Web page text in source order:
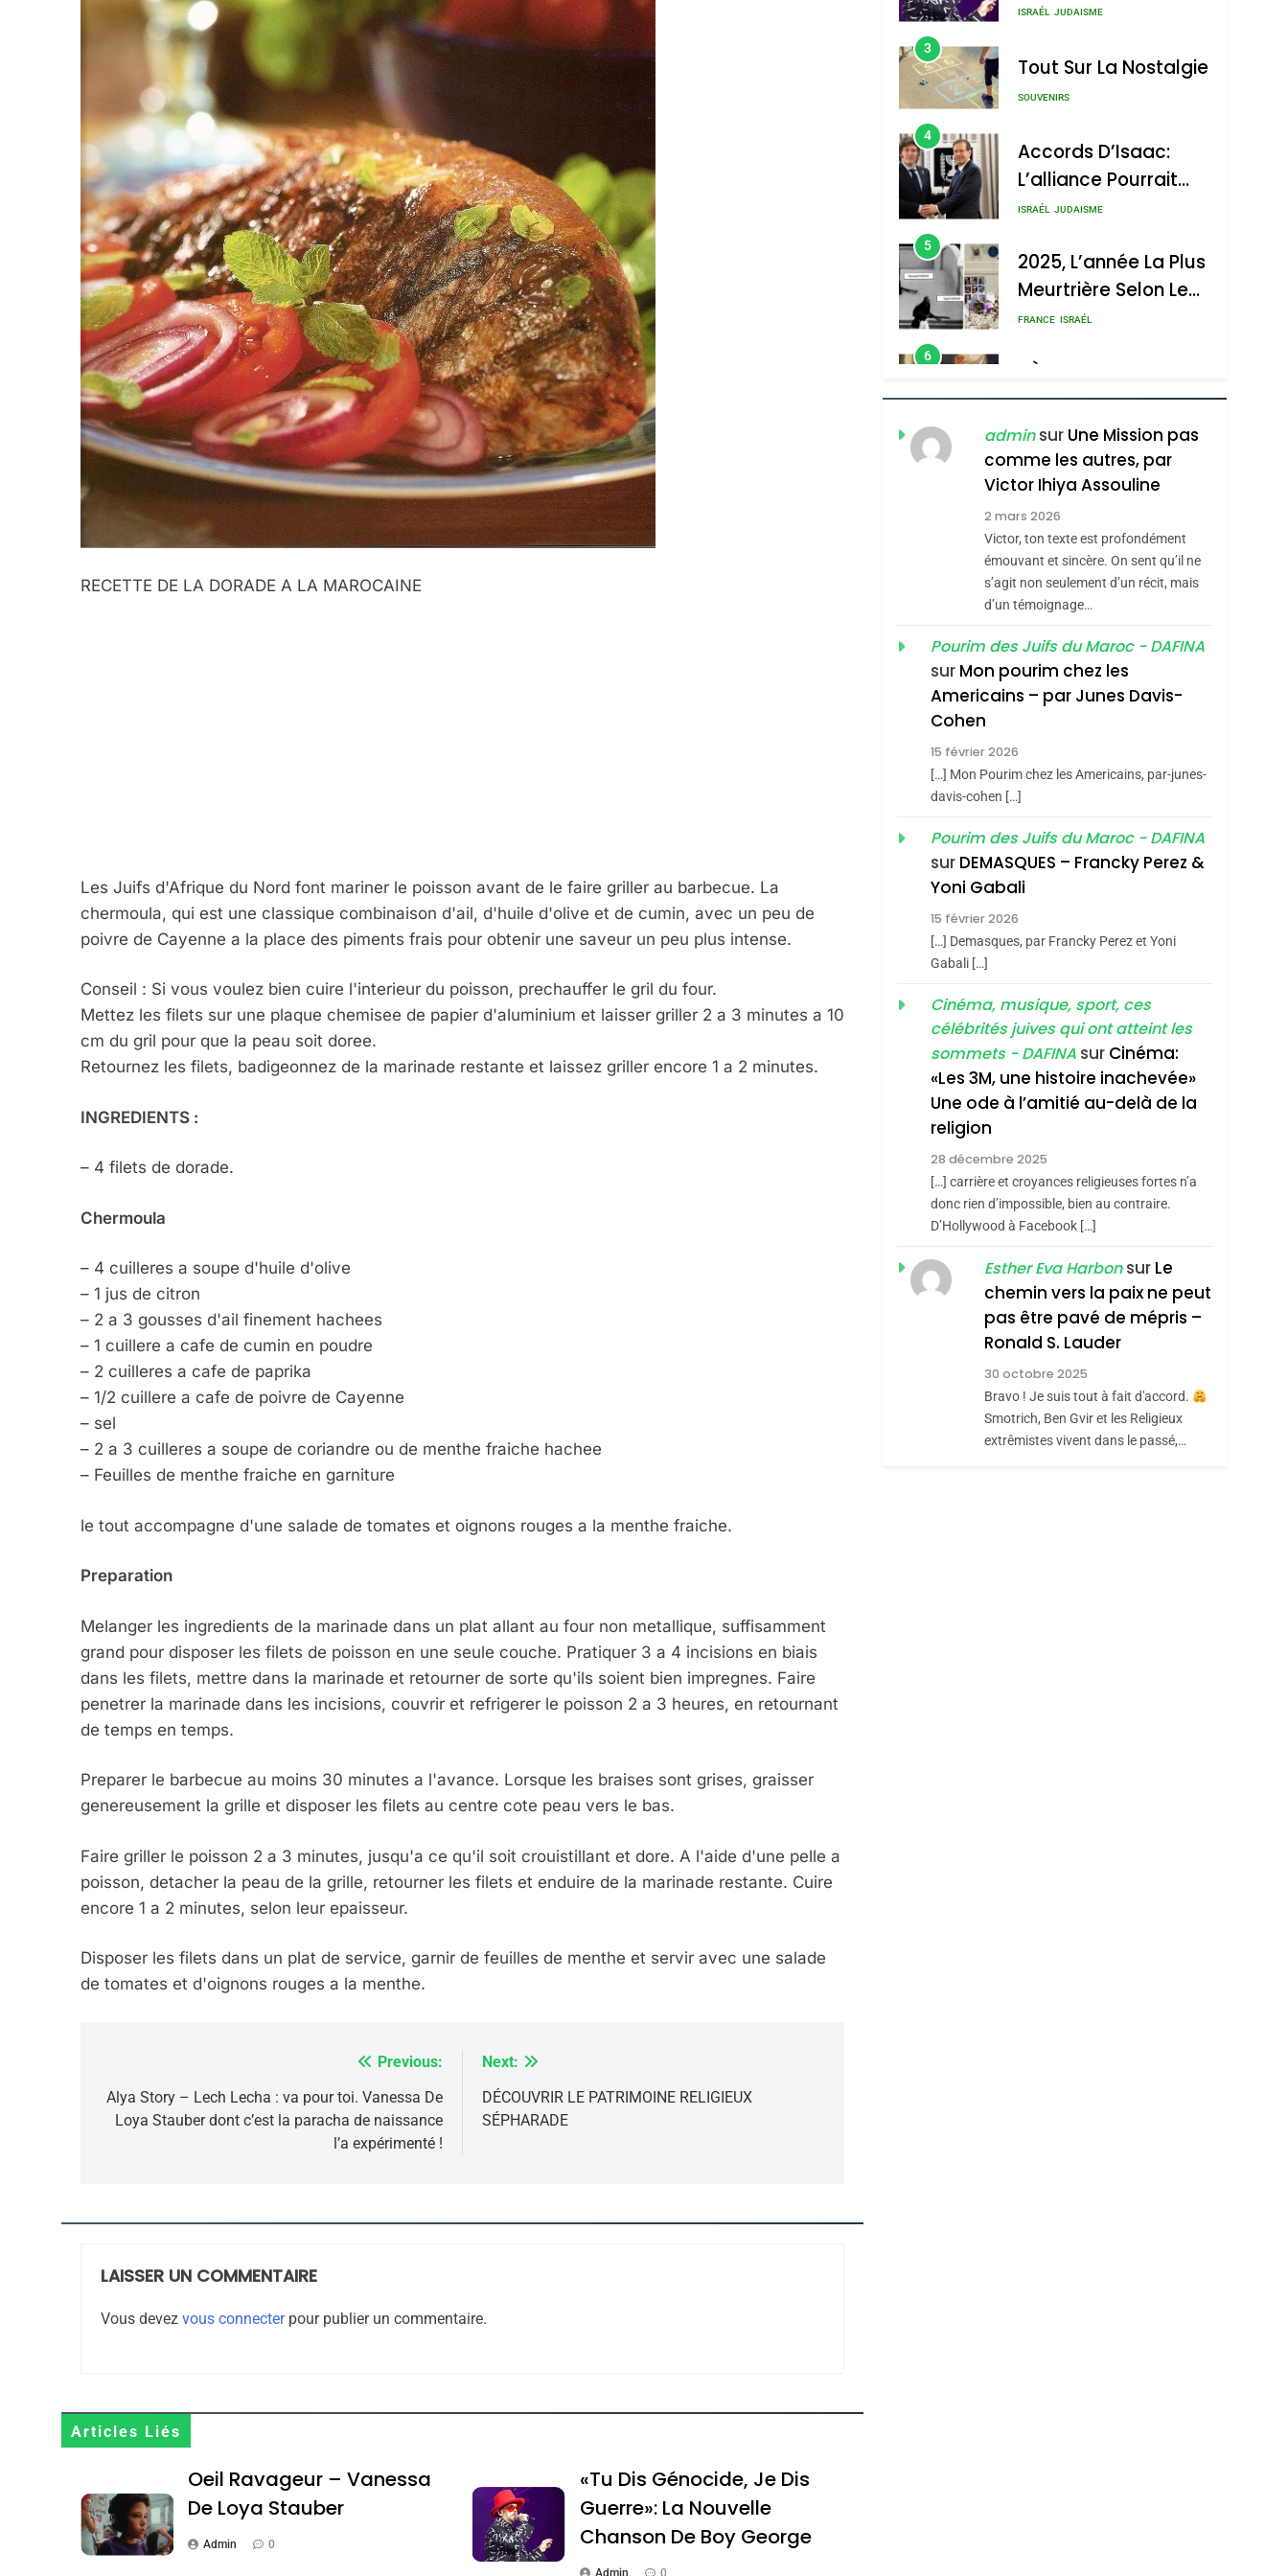
RECETTE DE LA DORADE A LA MAROCAINE
Les Juifs d'Afrique du Nord font mariner le poisson avant de le faire griller au barbecue. La
chermoula, qui est une classique combinaison d'ail, d'huile d'olive et de cumin, avec un peu de
poivre de Cayenne a la place des piments frais pour obtenir une saveur un peu plus intense.
Conseil : Si vous voulez bien cuire l'interieur du poisson, prechauffer le gril du four.
Mettez les filets sur une plaque chemisee de papier d'aluminium et laisser griller 2 a 3 minutes a 10
cm du gril pour que la peau soit doree.
Retournez les filets, badigeonnez de la marinade restante et laissez griller encore 1 a 2 minutes.
INGREDIENTS :
– 4 filets de dorade.
Chermoula
– 4 cuilleres a soupe d'huile d'olive
– 1 jus de citron
– 2 a 3 gousses d'ail finement hachees
– 1 cuillere a cafe de cumin en poudre
– 2 cuilleres a cafe de paprika
– 1/2 cuillere a cafe de poivre de Cayenne
– sel
– 2 a 3 cuilleres a soupe de coriandre ou de menthe fraiche hachee
– Feuilles de menthe fraiche en garniture
le tout accompagne d'une salade de tomates et oignons rouges a la menthe fraiche.
Preparation
Melanger les ingredients de la marinade dans un plat allant au four non metallique, suffisamment
grand pour disposer les filets de poisson en une seule couche. Pratiquer 3 a 4 incisions en biais
dans les filets, mettre dans la marinade et retourner de sorte qu'ils soient bien impregnes. Faire
penetrer la marinade dans les incisions, couvrir et refrigerer le poisson 2 a 3 heures, en retournant
de temps en temps.
Preparer le barbecue au moins 30 minutes a l'avance. Lorsque les braises sont grises, graisser
genereusement la grille et disposer les filets au centre cote peau vers le bas.
Faire griller le poisson 2 a 3 minutes, jusqu'a ce qu'il soit crouistillant et dore. A l'aide d'une pelle a
poisson, detacher la peau de la grille, retourner les filets et enduire de la marinade restante. Cuire
encore 1 a 2 minutes, selon leur epaisseur.
Disposer les filets dans un plat de service, garnir de feuilles de menthe et servir avec une salade
de tomates et d'oignons rouges a la menthe.
de
l’article
Previous:
Alya Story – Lech Lecha : va pour toi. Vanessa De
Loya Stauber dont c’est la paracha de naissance
l’a expérimenté !
Next:
DÉCOUVRIR LE PATRIMOINE RELIGIEUX
SÉPHARADE
LAISSER UN COMMENTAIRE
Vous devez vous connecterpour publier un commentaire.
Articles Liés
Oeil Ravageur – Vanessa
De Loya Stauber
Admin 0
«Tu Dis Génocide, Je Dis
Guerre»: La Nouvelle
Chanson De Boy George
Admin 0
Nouvelle Chanson De
ISRAÉL JUDAISME
3
Tout Sur La Nostalgie
SOUVENIRS
4
Accords D’Isaac:
L’alliance Pourrait
S’étendre À 13 Pays
ISRAÉL JUDAISME
5
2025, L’année La Plus
Meurtrière Selon Le
Rapport D’ADL
FRANCE ISRAÉL
6
FIÈRE, DIGNE ET
RÉSILIENTE :
POURQUOI JE
REVENDIQUE MA
JUDAÏTE Par Thérèse
Zrihen-Dvir
ISRAÉL JUDAISME
CE QUI NOUS
MANQUE – Jacques
Hadida
JUDAISME
Maroc : Les Amandes
De Tafraout, Le Miel
De Tadla Azilal
Consacrés Produits
Du Terroir
DAFINA MAROC
Oeil Ravageur –
2
Dis Guerre»: La
Nouvelle Chanson De
Boy George
ISRAÉL JUDAISME
Accords D’Isaac:
L’alliance Pourrait
S’étendre À 13 Pays
D’Amérique Latine
ISRAÉL JUDAISME
5
Meurtrière Selon Le
Rapport D’ADL
Contre
L’antisémitisme
FRANCE ISRAÉL
FIÈRE, DIGNE ET
RÉSILIENTE :
POURQUOI JE
REVENDIQUE MA
JUDAÏTE Par Thérèse
Zrihen-Dvir
ISRAÉL JUDAISME
CE QUI NOUS
MANQUE – Jacques
Hadida
JUDAISME
Maroc : Les Amandes
adminsur Une Mission pas
comme les autres, par
Victor Ihiya Assouline
2 mars 2026
Victor, ton texte est profondément
émouvant et sincère. On sent qu’il ne
s’agit non seulement d’un récit, mais
d’un témoignage…
Pourim des Juifs du Maroc - DAFINA
sur Mon pourim chez les
Americains – par Junes Davis-
Cohen
15 février 2026
[…] Mon Pourim chez les Americains, par-junes-
davis-cohen […]
Pourim des Juifs du Maroc - DAFINA
sur DEMASQUES – Francky Perez &
Yoni Gabali
15 février 2026
[…] Demasques, par Francky Perez et Yoni
Gabali […]
Cinéma, musique, sport, ces
célébrités juives qui ont atteint les
sommets - DAFINA sur Cinéma:
«Les 3M, une histoire inachevée»
Une ode à l’amitié au-delà de la
religion
28 décembre 2025
[…] carrière et croyances religieuses fortes n’a
donc rien d’impossible, bien au contraire.
D’Hollywood à Facebook […]
Esther Eva Harbonsur Le
chemin vers la paix ne peut
pas être pavé de mépris –
Ronald S. Lauder
30 octobre 2025
Bravo ! Je suis tout à fait d'accord.
Smotrich, Ben Gvir et les Religieux
extrêmistes vivent dans le passé,…
5
2025, L’année La Plus Meurtrière Selon Le Rapport D’ADL Contre L’antisémitisme
6
FIÈRE, DIGNE ET RÉSILIENTE : POURQUOI JE REVENDIQUE MA JUDAÏTE Par Thérèse Zrihen-
Dvir
CE QUI NOUS MANQUE – Jacques Hadida
Terroir